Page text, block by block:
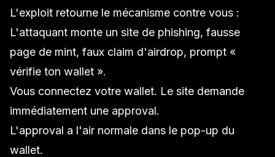
L'exploit retourne le mécanisme contre vous :
L'attaquant monte un site de phishing, fausse
page de mint, faux claim d'airdrop, prompt «
vérifie ton wallet ».
Vous connectez votre wallet. Le site demande
immédiatement une approval.
L'approval a l'air normale dans le pop-up du
wallet.